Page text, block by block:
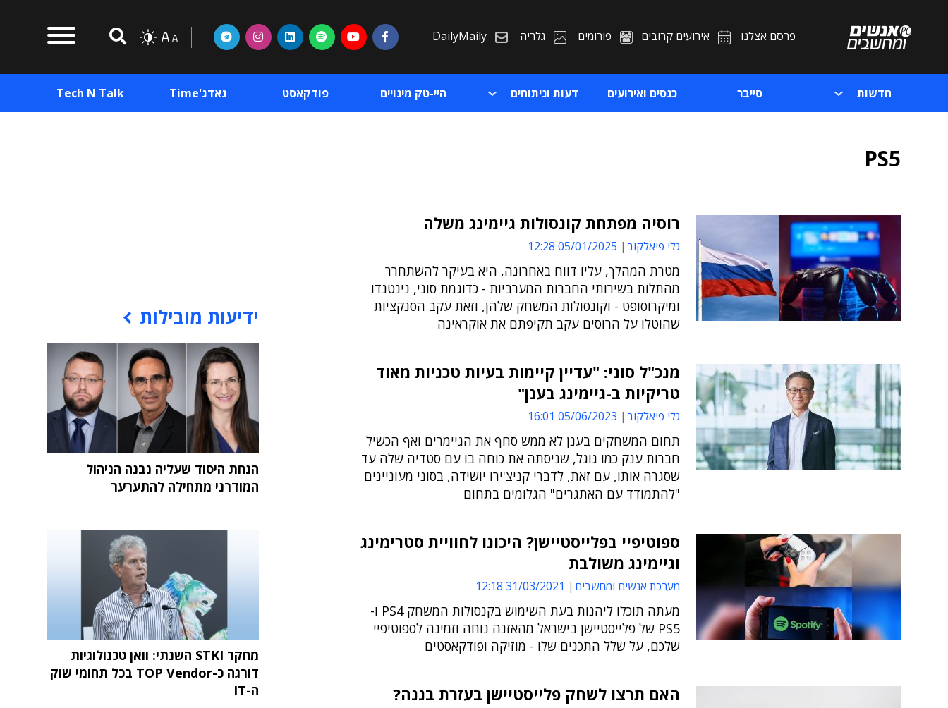
פרסם אצלנו אירועים קרובים פורומים גלריה DailyMaily
חדשות סייבר כנסים ואירועים דעות וניתוחים היי-טק מינויים פודקאסט גאדג'Time Tech N Talk
PS5
רוסיה מפתחת קונסולות גיימינג משלה
גלי פיאלקוב 05/01/2025 12:28
מטרת המהלך, עליו דווח באחרונה, היא בעיקר להשתחרר
מהתלות בשירותי החברות המערביות - כדוגמת סוני, נינטנדו
ומיקרוסופט - וקונסולות המשחק שלהן, וזאת עקב הסנקציות
שהוטלו על הרוסים עקב תקיפתם את אוקראינה
מנכ"ל סוני: "עדיין קיימות בעיות טכניות מאוד
טריקיות ב-גיימינג בענן"
גלי פיאלקוב 05/06/2023 16:01
תחום המשחקים בענן לא ממש סחף את הגיימרים ואף הכשיל
חברות ענק כמו גוגל, שניסתה את כוחה בו עם סטדיה שלה עד
שסגרה אותו, עם זאת, לדברי קניצ'ירו יושידה, בסוני מעוניינים
"להתמודד עם האתגרים" הגלומים בתחום
ספוטיפיי בפלייסטיישן? היכונו לחוויית סטרימינג
וגיימינג משולבת
מערכת אנשים ומחשבים 31/03/2021 12:18
מעתה תוכלו ליהנות בעת השימוש בקנסולות המשחק PS4 ו-
PS5 של פלייסטיישן בישראל מהאזנה נוחה וזמינה לספוטיפיי
שלכם, על שלל התכנים שלו - מוזיקה ופודקאסטים
האם תרצו לשחק פלייסטיישן בעזרת בננה?
ידיעות מובילות
הנחת היסוד שעליה נבנה הניהול
המודרני מתחילה להתערער
מחקר STKI השנתי: וואן טכנולוגיות
דורגה כ-TOP Vendor בכל תחומי שוק
ה-IT